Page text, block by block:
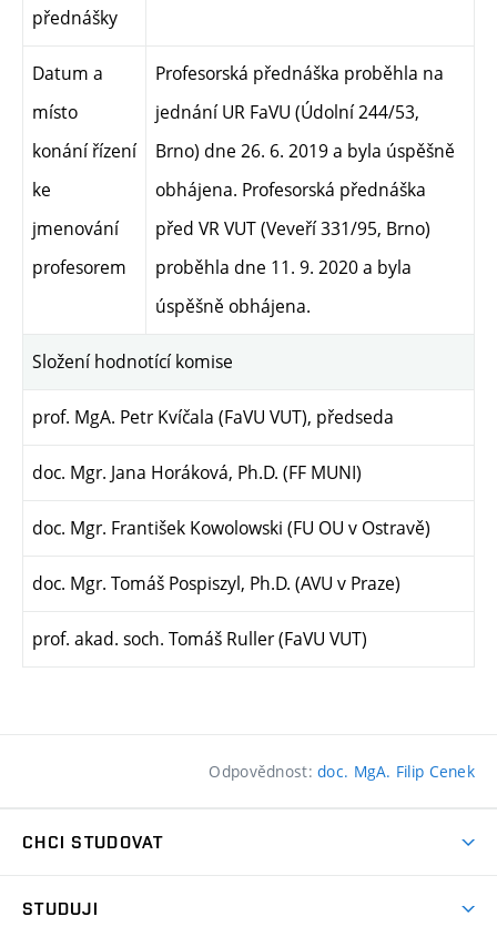
přednášky
Datum a
místo
konání řízení
ke
jmenování
profesorem
Profesorská přednáška proběhla na
jednání UR FaVU (Údolní 244/53,
Brno) dne 26. 6. 2019 a byla úspěšně
obhájena. Profesorská přednáška
před VR VUT (Veveří 331/95, Brno)
proběhla dne 11. 9. 2020 a byla
úspěšně obhájena.
Složení hodnotící komise
prof. MgA. Petr Kvíčala (FaVU VUT), předseda
doc. Mgr. Jana Horáková, Ph.D. (FF MUNI)
doc. Mgr. František Kowolowski (FU OU v Ostravě)
doc. Mgr. Tomáš Pospiszyl, Ph.D. (AVU v Praze)
prof. akad. soch. Tomáš Ruller (FaVU VUT)
Odpovědnost:doc. MgA. Filip Cenek
CHCI STUDOVAT
STUDUJI